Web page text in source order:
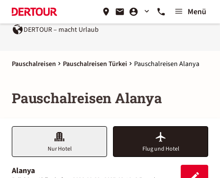
Menü
DERTOUR – macht Urlaub
Pauschalreisen Pauschalreisen Türkei Pauschalreisen Alanya
Pauschalreisen Alanya
Nur Hotel Flug und Hotel
Alanya